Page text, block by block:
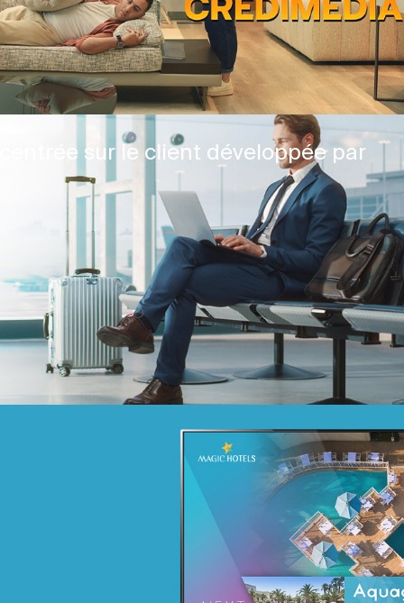
sur le client développée par